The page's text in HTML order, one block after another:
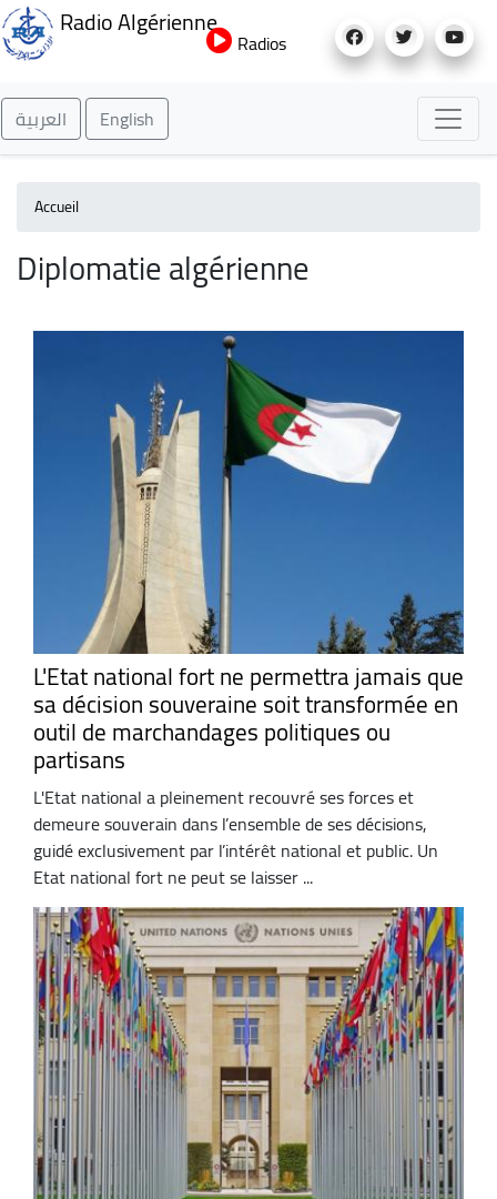
au
Radio Algérienne
Radios
العربية English
Accueil
Diplomatie algérienne
L'Etat national fort ne permettra jamais que
sa décision souveraine soit transformée en
outil de marchandages politiques ou
partisans
L'Etat national a pleinement recouvré ses forces et
demeure souverain dans l’ensemble de ses décisions,
guidé exclusivement par l’intérêt national et public. Un
Etat national fort ne peut se laisser ...